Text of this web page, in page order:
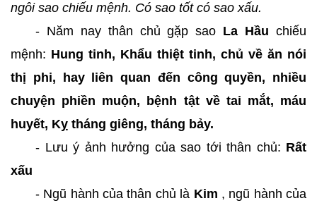
ngôi sao chiếu mệnh. Có sao tốt có sao xấu.
- Năm nay thân chủ gặp sao La Hầu chiếu
mệnh: Hung tinh, Khẩu thiệt tinh, chủ về ăn nói
thị phi, hay liên quan đến công quyền, nhiều
chuyện phiền muộn, bệnh tật về tai mắt, máu
huyết, Kỵ tháng giêng, tháng bảy.
- Lưu ý ảnh hưởng của sao tới thân chủ: Rất
xấu
- Ngũ hành của thân chủ là Kim , ngũ hành của